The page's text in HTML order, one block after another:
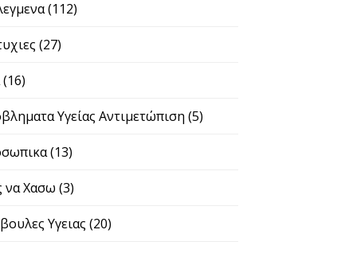
(112)
(27)
(16)
Υγείας Αντιμετώπιση (5)
(13)
να Χασω (3)
Υγειας (20)